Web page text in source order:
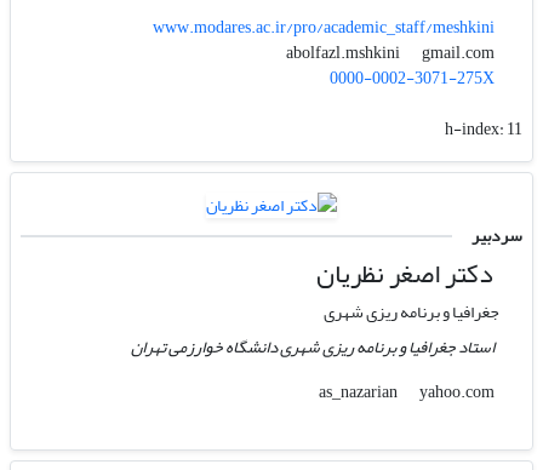
www.modares.ac.ir/pro/academic_staff/meshkini
abolfazl.mshkini
gmail.com
0000-0002-3071-275X
h-index:11
سردبیر
دکتر اصغر نظریان
جغرافیا و برنامه ریزی شهری
استاد جغرافیا و برنامه ریزی شهری دانشگاه خوارزمی تهران
as_nazarian
yahoo.com